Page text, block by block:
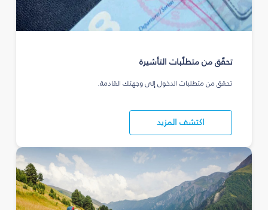
تحقّق من متطلّبات التأشيرة
تحقق من متطلبات الدخول إلى وجهتك القادمة.
اكتشف المزيد